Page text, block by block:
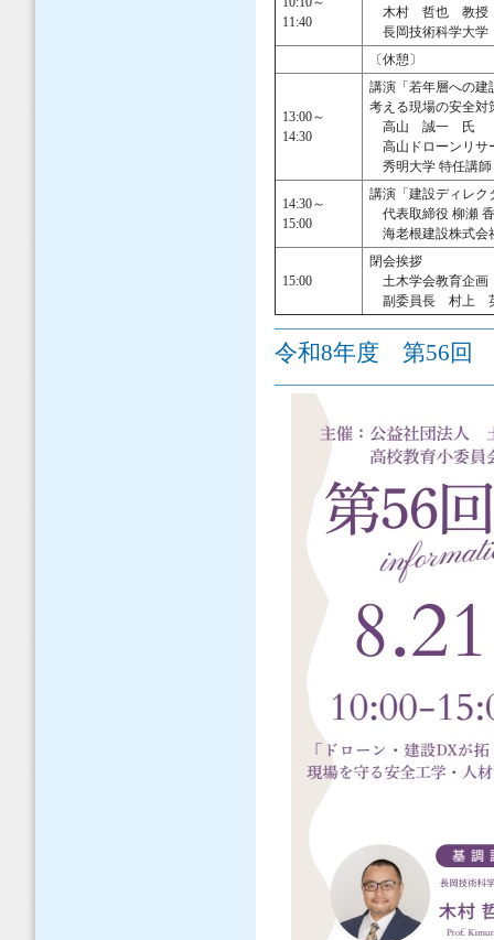
11:40
木村 哲也 教授
長岡技術科学大
〔休憩〕
13:00～
14:30
講演「若年層への建
考える現場の安全対
高山 誠一 氏
高山ドローンリサ
秀明大学 特任講師
14:30～
15:00
講演「建設ディレク
代表取締役 柳瀬
海老根建設株式
15:00
閉会挨拶
土木学会教育企画
副委員長 村上 英
令和8年度 第56回